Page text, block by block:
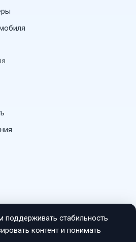
поддерживать стабильность
контент и понимать